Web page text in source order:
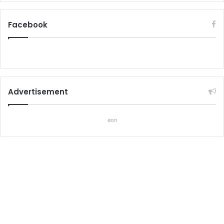
Facebook
Advertisement
eon